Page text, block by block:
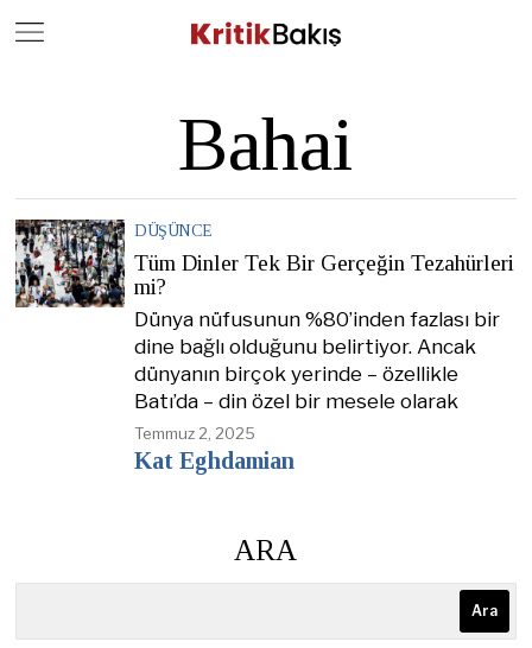
Bahai
DÜŞÜNCE
Tüm Dinler Tek Bir Gerçeğin Tezahürleri
mi?
Dünya nüfusunun %80’inden fazlası bir
dine bağlı olduğunu belirtiyor. Ancak
dünyanın birçok yerinde – özellikle
Batı’da – din özel bir mesele olarak
Temmuz 2, 2025
Kat Eghdamian
ARA
Ara